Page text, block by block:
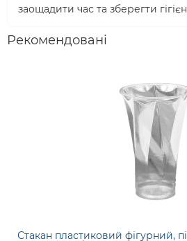
заощадити час та зберегти
Рекомендовані
Стакан пластиковий фігурний,